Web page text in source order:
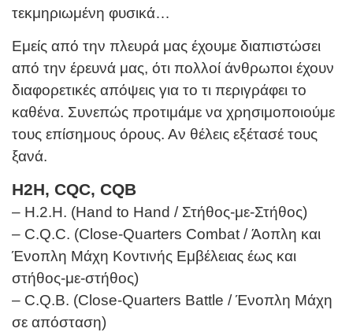
τεκμηριωμένη φυσικά…
Εμείς από την πλευρά μας έχουμε διαπιστώσει
από την έρευνά μας, ότι πολλοί άνθρωποι έχουν
διαφορετικές απόψεις για το τι περιγράφει το
καθένα. Συνεπώς προτιμάμε να χρησιμοποιούμε
τους επίσημους όρους. Αν θέλεις εξέτασέ τους
ξανά.
H2H, CQC, CQB
– H.2.H. (Hand to Hand / Στήθος-με-Στήθος)
– C.Q.C. (Close-Quarters Combat / Άοπλη και
Ένοπλη Μάχη Κοντινής Εμβέλειας έως και
στήθος-με-στήθος)
– C.Q.B. (Close-Quarters Battle / Ένοπλη Μάχη
σε απόσταση)